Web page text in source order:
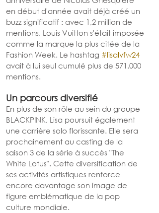
en début d'année avait déjà créé un
buzz significatif : avec 1,2 million de
mentions, Louis Vuitton s'était imposée
comme la marque la plus citée de la
Fashion Week. Le hashtag #lisalvfw24
avait à lui seul cumulé plus de 571.000
mentions.
Un parcours diversifié
En plus de son rôle au sein du groupe
BLACKPINK, Lisa poursuit également
une carrière solo florissante. Elle sera
prochainement au casting de la
saison 3 de la série à succès "The
White Lotus". Cette diversification de
ses activités artistiques renforce
encore davantage son image de
figure emblématique de la pop
culture mondiale.